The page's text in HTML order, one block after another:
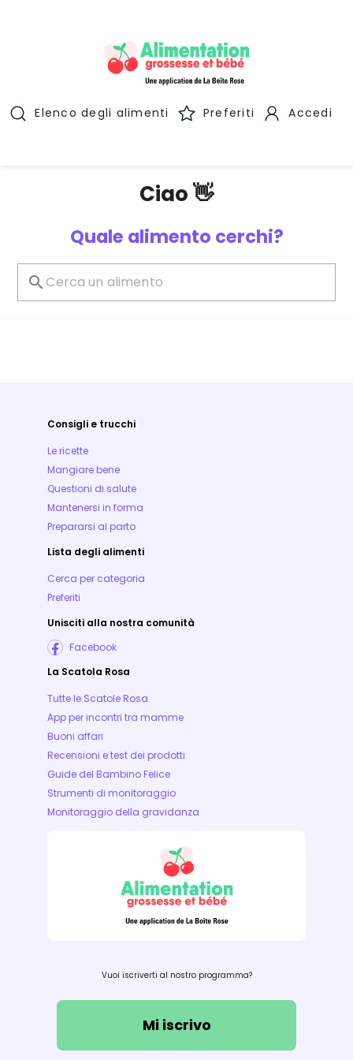
Elenco degli alimenti Preferiti Accedi
Ciao 👋
Quale alimento cerchi?
Consigli e trucchi
Le ricette
Mangiare bene
Questioni di salute
Mantenersi in forma
Prepararsi al parto
Lista degli alimenti
Cerca per categoria
Preferiti
Unisciti alla nostra comunità
Facebook
La Scatola Rosa
Tutte le Scatole Rosa
App per incontri tra mamme
Buoni affari
Recensioni e test dei prodotti
Guide del Bambino Felice
Strumenti di monitoraggio
Monitoraggio della gravidanza
Vuoi iscriverti al nostro programma?
Mi iscrivo